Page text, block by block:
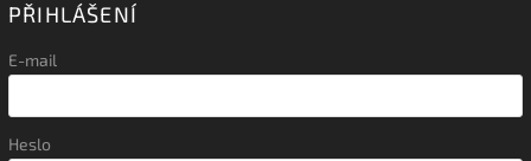
PŘIHLÁŠENÍ
E-mail
Heslo